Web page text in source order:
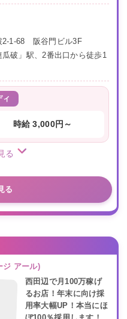
2-1-68 阪谷門ビル3F
破」駅、2番出口から徒歩1
時給 3,000円～
る
る
ジ アール)
西田辺で月100万稼げ
るお店！年末に向け採
用率大幅UP！本当にほ